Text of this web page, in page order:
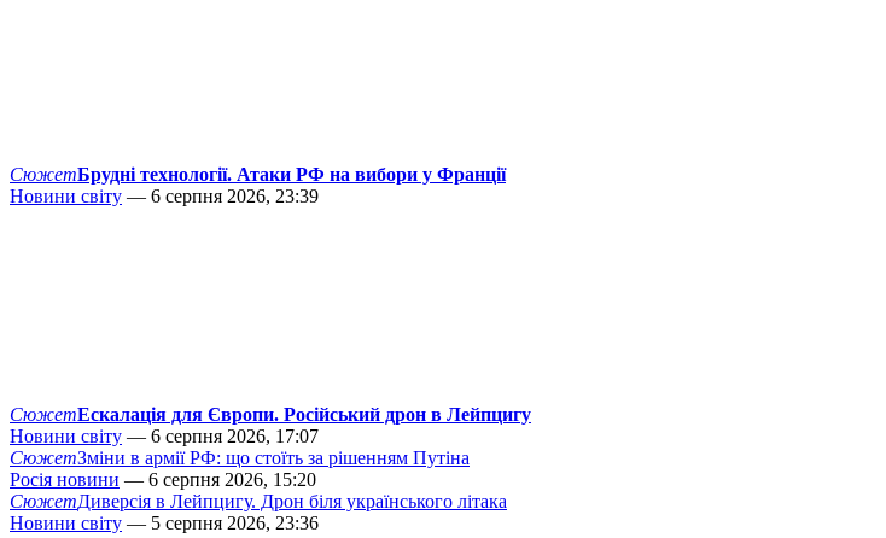
СюжетБрудні технології. Атаки РФ на вибори у Франції
Новини світу — 6 серпня 2026, 23:39
СюжетЕскалація для Європи. Російський дрон в Лейпцигу
Новини світу — 6 серпня 2026, 17:07
СюжетЗміни в армії РФ: що стоїть за рішенням Путіна
Росія новини — 6 серпня 2026, 15:20
СюжетДиверсія в Лейпцигу. Дрон біля українського літака
Новини світу — 5 серпня 2026, 23:36